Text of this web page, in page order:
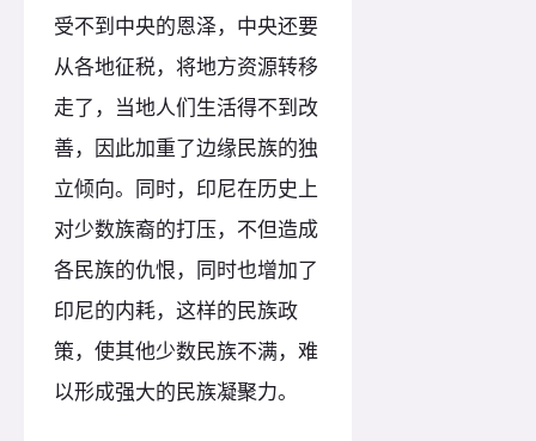
受不到中央的恩泽，中央还要
从各地征税，将地方资源转移
走了，当地人们生活得不到改
善，因此加重了边缘民族的独
立倾向。同时，印尼在历史上
对少数族裔的打压，不但造成
各民族的仇恨，同时也增加了
印尼的内耗，这样的民族政
策，使其他少数民族不满，难
以形成强大的民族凝聚力。